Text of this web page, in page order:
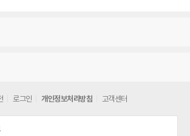
로그인 개인정보처리방침 고객센터